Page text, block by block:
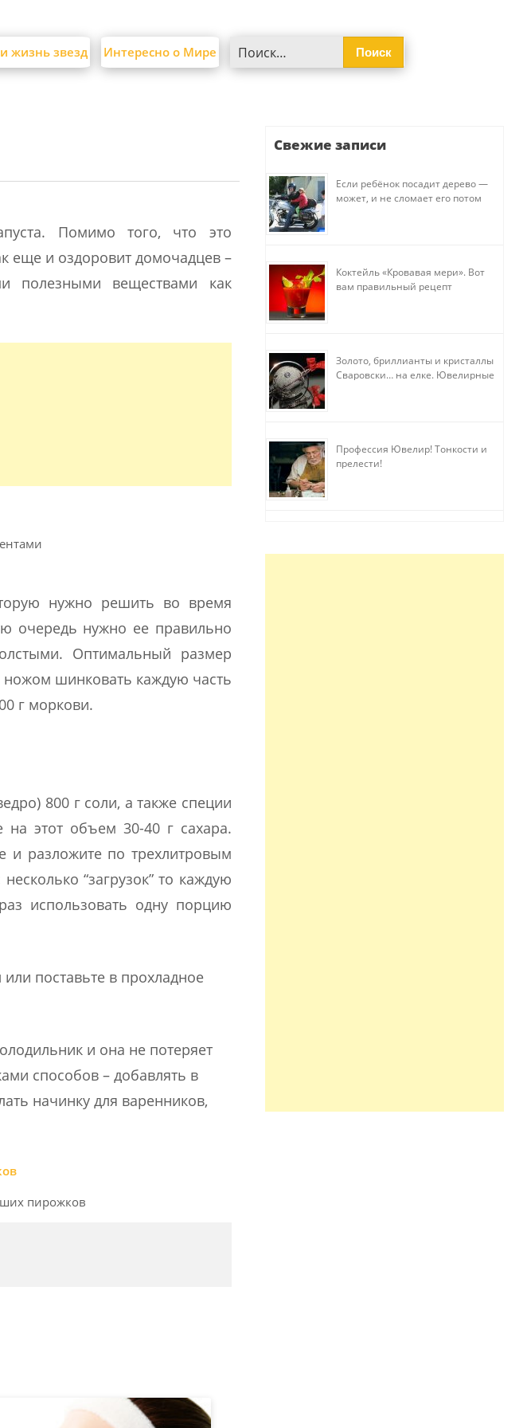
жизнь звезд Интересно о Мире
Помимо того, что это
еще и оздоровит домочадцев –
полезными веществами как
нужно решить во время
очередь нужно ее правильно
Оптимальный размер
ножом шинковать каждую часть
г моркови.
800 г соли, а также специи
на этот объем 30-40 г сахара.
и разложите по трехлитровым
“загрузок” то каждую
использовать одну порцию
поставьте в прохладное
и она не потеряет
способов – добавлять в
начинку для варенников,
пирожков
Свежие записи
Если ребёнок посадит дерево —
может, и не сломает его потом
Коктейль «Кровавая мери». Вот
вам правильный рецепт
Золото, бриллианты и кристаллы
Сваровски… на елке. Ювелирные
Профессия Ювелир! Тонкости и
прелести!